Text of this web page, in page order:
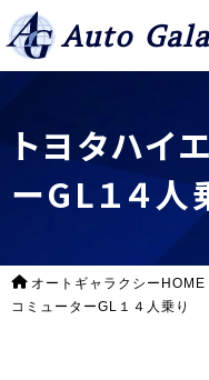
Auto
トヨタハイ
ーGL１４人
オートギャラクシーHOME
コミューターGL１４人乗り